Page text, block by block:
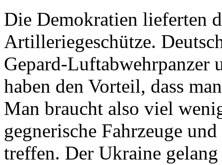
Die Demokratien lieferten
Artilleriegeschütze.
Gepard-Luftabwehrpanzer
haben den Vorteil, dass
Man braucht also viel
gegnerische Fahrzeuge
treffen. Der Ukraine